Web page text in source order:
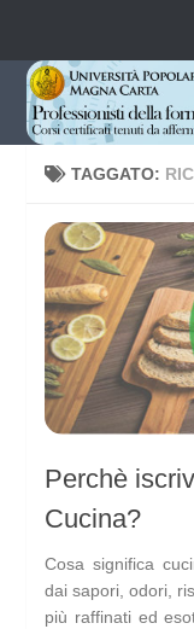
TAGGATO:
Perchè
Cucina?
Cosa significa
dai sapori, odori,
più raffinati ed